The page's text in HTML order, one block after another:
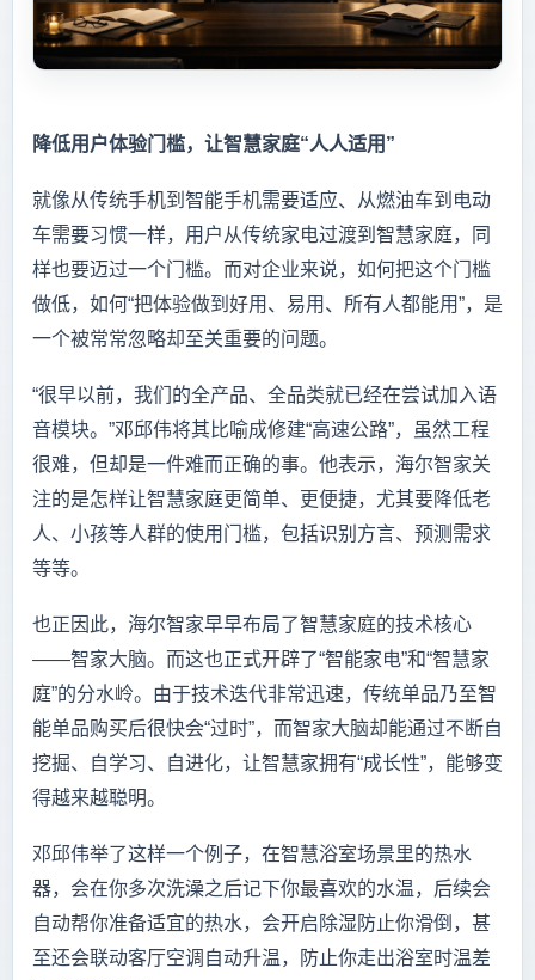
降低用户体验门槛，让智慧家庭“人人适用”
就像从传统手机到智能手机需要适应、从燃油车到电动
车需要习惯一样，用户从传统家电过渡到智慧家庭，同
样也要迈过一个门槛。而对企业来说，如何把这个门槛
做低，如何“把体验做到好用、易用、所有人都能用”，是
一个被常常忽略却至关重要的问题。
“很早以前，我们的全产品、全品类就已经在尝试加入语
音模块。”邓邱伟将其比喻成修建“高速公路”，虽然工程
很难，但却是一件难而正确的事。他表示，海尔智家关
注的是怎样让智慧家庭更简单、更便捷，尤其要降低老
人、小孩等人群的使用门槛，包括识别方言、预测需求
等等。
也正因此，海尔智家早早布局了智慧家庭的技术核心
——智家大脑。而这也正式开辟了“智能家电”和“智慧家
庭”的分水岭。由于技术迭代非常迅速，传统单品乃至智
能单品购买后很快会“过时”，而智家大脑却能通过不断自
挖掘、自学习、自进化，让智慧家拥有“成长性”，能够变
得越来越聪明。
邓邱伟举了这样一个例子，在智慧浴室场景里的热水
器，会在你多次洗澡之后记下你最喜欢的水温，后续会
自动帮你准备适宜的热水，会开启除湿防止你滑倒，甚
至还会联动客厅空调自动升温，防止你走出浴室时温差